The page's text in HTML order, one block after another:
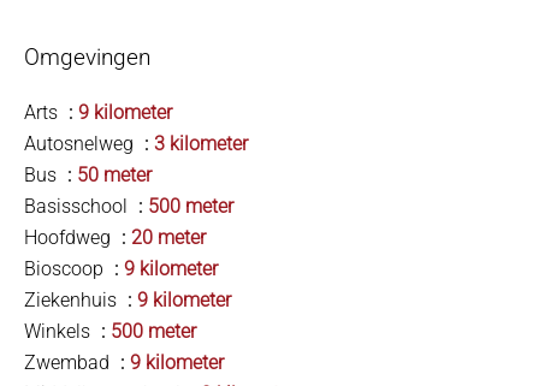
Omgevingen
Arts
9 kilometer
Autosnelweg
3 kilometer
Bus
50 meter
Basisschool
500 meter
Hoofdweg
20 meter
Bioscoop
9 kilometer
Ziekenhuis
9 kilometer
Winkels
500 meter
Zwembad
9 kilometer